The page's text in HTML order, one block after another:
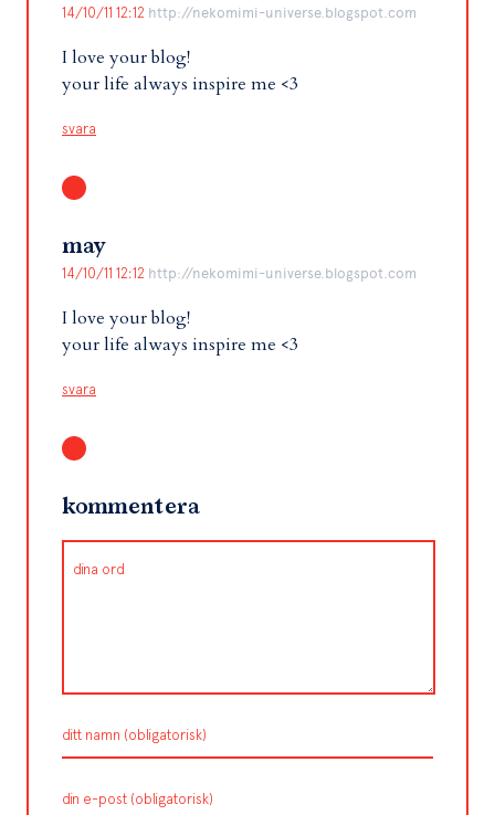
14/10/11 12:12 http://nekomimi-universe.blogspot.com
I love your blog!
your life always inspire me <3
svara
may
14/10/11 12:12 http://nekomimi-universe.blogspot.com
I love your blog!
your life always inspire me <3
svara
kommentera